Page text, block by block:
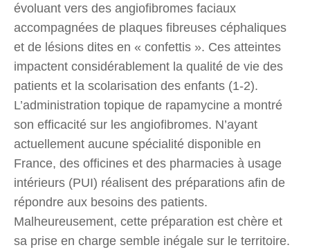
évoluant vers des angiofibromes faciaux
accompagnées de plaques fibreuses céphaliques
et de lésions dites en « confettis ». Ces atteintes
impactent considérablement la qualité de vie des
patients et la scolarisation des enfants (1-2).
L’administration topique de rapamycine a montré
son efficacité sur les angiofibromes. N’ayant
actuellement aucune spécialité disponible en
France, des officines et des pharmacies à usage
intérieurs (PUI) réalisent des préparations afin de
répondre aux besoins des patients.
Malheureusement, cette préparation est chère et
sa prise en charge semble inégale sur le territoire.